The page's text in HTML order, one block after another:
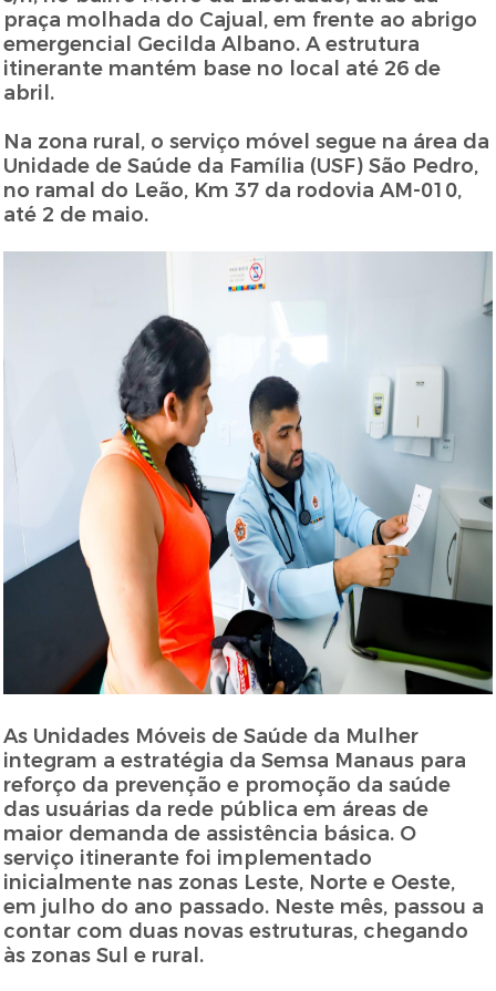
praça molhada do Cajual, em frente ao abrigo
emergencial Gecilda Albano. A estrutura
itinerante mantém base no local até 26 de
abril.
Na zona rural, o serviço móvel segue na área da
Unidade de Saúde da Família (USF) São Pedro,
no ramal do Leão, Km 37 da rodovia AM-010,
até 2 de maio.
As Unidades Móveis de Saúde da Mulher
integram a estratégia da Semsa Manaus para
reforço da prevenção e promoção da saúde
das usuárias da rede pública em áreas de
maior demanda de assistência básica. O
serviço itinerante foi implementado
inicialmente nas zonas Leste, Norte e Oeste,
em julho do ano passado. Neste mês, passou a
contar com duas novas estruturas, chegando
às zonas Sul e rural.